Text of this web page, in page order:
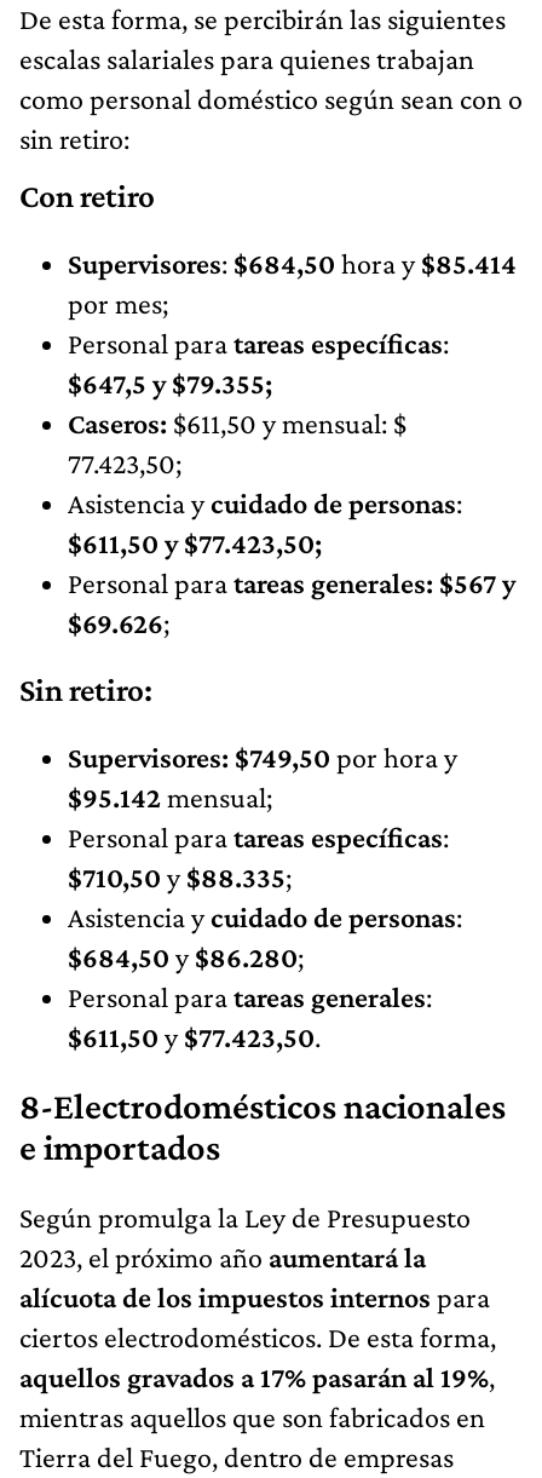
De esta forma, se percibirán las siguientes
escalas salariales para quienes trabajan
como personal doméstico según sean con o
sin retiro:
Con retiro
Supervisores: $684,50 hora y$85.414
por mes;
Personal paratareas específicas:
$647,5 y $79.355;
Caseros: $611,50 y mensual: $
77.423,50;
Asistencia ycuidado de personas:
$611,50 y $77.423,50;
Personal paratareas generales: $567y
$69.626;
Sin retiro:
Supervisores: $749,50 por hora y
$95.142mensual;
Personal paratareas específicas:
$710,50 y$88.335;
Asistencia ycuidado de personas:
$684,50 y$86.280;
Personal paratareas generales:
$611,50 y$77.423,50.
8-Electrodomésticos nacionales
e importados
Según promulga la Ley de Presupuesto
2023, el próximo año aumentará la
alícuota de los impuestos internos para
ciertos electrodomésticos. De esta forma,
aquellos gravados a 17% pasarán al 19%,
mientras aquellos que son fabricados en
Tierra del Fuego, dentro de empresas